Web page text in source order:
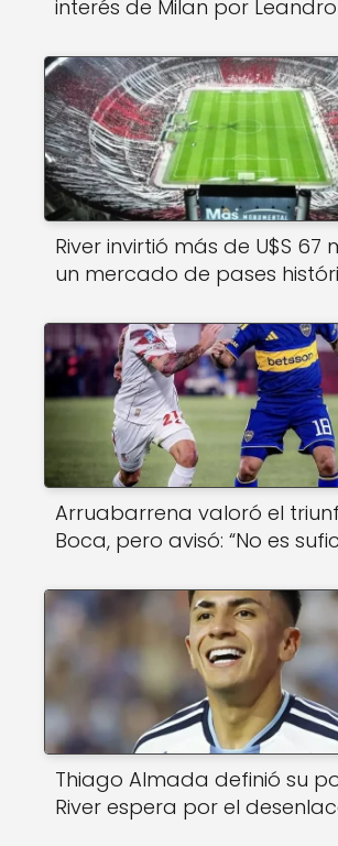
interés de Milan por
River invirtió más de U$S 67
un mercado de pases
Arruabarrena valoró el
Boca, pero avisó: “No es
Thiago Almada definió su
River espera por el